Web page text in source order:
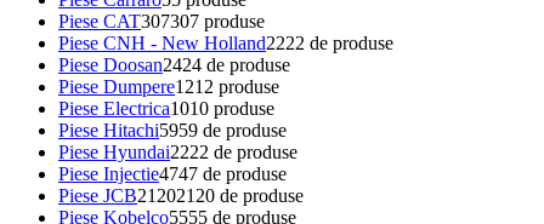
Piese CAT307307 produse
Piese CNH - New Holland2222 de produse
Piese Doosan2424 de produse
Piese Dumpere1212 produse
Piese Electrica1010 produse
Piese Hitachi5959 de produse
Piese Hyundai2222 de produse
Piese Injectie4747 de produse
Piese JCB21202120 de produse
Piese Kobelco5555 de produse